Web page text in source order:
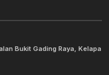
Bukit Gading Raya, Kelapa